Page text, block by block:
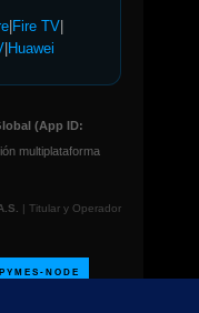
Fire TV
| Huawei
(App ID:
multiplataforma
| Titular y Operador
NODE